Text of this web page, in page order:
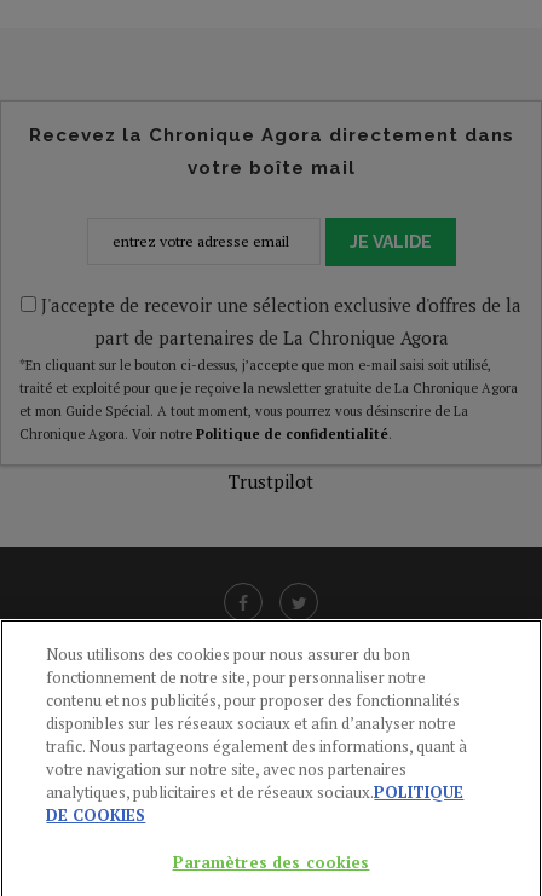
Recevez la Chronique Agora directement dans
votre boîte mail
JE VALIDE
J'accepte de recevoir une sélection exclusive d'offres de la
part de partenaires de La Chronique Agora
*En cliquant sur le bouton ci-dessus, j’accepte que mon e-mail saisi soit utilisé,
traité et exploité pour que je reçoive la newsletter gratuite de La Chronique Agora
et mon Guide Spécial. A tout moment, vous pourrez vous désinscrire de La
Chronique Agora. Voir notre Politique de confidentialité.
Trustpilot
CGU-POLITIQUE DE CONFIDENTIALITÉ -POLITIQUE DES COOKIES
MENTIONS LÉGALES -AIDE
CONTACT
01 44 59 91 11
Du Lundi au Vendredi, 9h-13h et 14h-17h
Nous utilisons des cookies pour nous assurer du bon
fonctionnement de notre site, pour personnaliser notre
contenu et nos publicités, pour proposer des fonctionnalités
disponibles sur les réseaux sociaux et afin d’analyser notre
trafic. Nous partageons également des informations, quant à
votre navigation sur notre site, avec nos partenaires
analytiques, publicitaires et de réseaux sociaux.POLITIQUE
DE COOKIES
Paramètres des cookies